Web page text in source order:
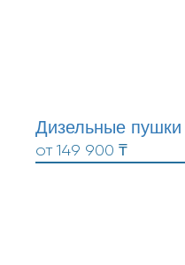
Дизельные пушки
от 149 900 ₸